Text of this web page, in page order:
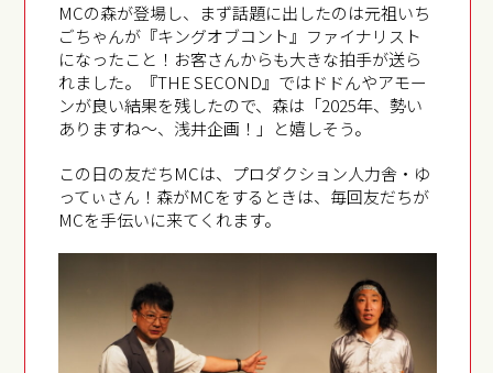
MCの森が登場し、まず話題に出したのは元祖いち
ごちゃんが『キングオブコント』ファイナリスト
になったこと！お客さんからも大きな拍手が送ら
れました。『THE SECOND』ではドドんやアモー
ンが良い結果を残したので、森は「2025年、勢い
ありますね～、浅井企画！」と嬉しそう。
この日の友だちMCは、プロダクション人力舎・ゆ
ってぃさん！森がMCをするときは、毎回友だちが
MCを手伝いに来てくれます。